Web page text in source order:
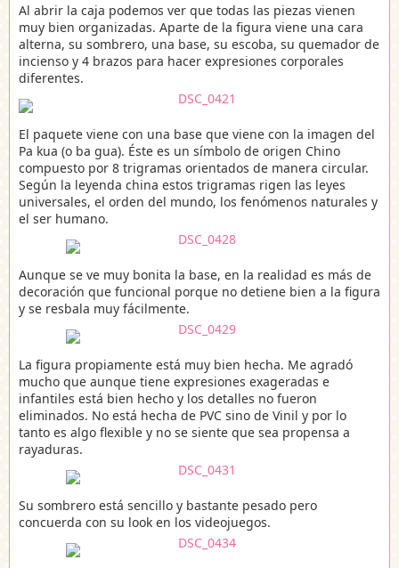
Al abrir la caja podemos ver que todas las piezas vienen
muy bien organizadas. Aparte de la figura viene una cara
alterna, su sombrero, una base, su escoba, su quemador de
incienso y 4 brazos para hacer expresiones corporales
diferentes.
El paquete viene con una base que viene con la imagen del
Pa kua (o ba gua). Éste es un símbolo de origen Chino
compuesto por 8 trigramas orientados de manera circular.
Según la leyenda china estos trigramas rigen las leyes
universales, el orden del mundo, los fenómenos naturales y
el ser humano.
Aunque se ve muy bonita la base, en la realidad es más de
decoración que funcional porque no detiene bien a la figura
y se resbala muy fácilmente.
La figura propiamente está muy bien hecha. Me agradó
mucho que aunque tiene expresiones exageradas e
infantiles está bien hecho y los detalles no fueron
eliminados. No está hecha de PVC sino de Vinil y por lo
tanto es algo flexible y no se siente que sea propensa a
rayaduras.
Su sombrero está sencillo y bastante pesado pero
concuerda con su look en los videojuegos.